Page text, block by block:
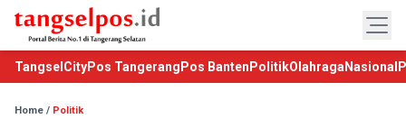
TangselCityPos Tangerang Pos Banten PolitikOlahraga Nasional
Home / Politik